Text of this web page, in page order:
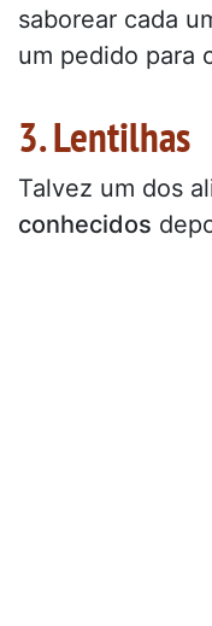
saborear cada
um pedido para
3. Lentilhas
Talvez um dos
conhecidos